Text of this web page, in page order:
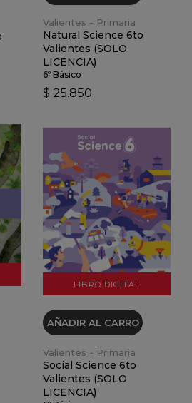
Valientes - Primaria
Natural Science 6to
Valientes (SOLO
LICENCIA)
6º Básico
$ 25.850
LIBRO DIGITAL
VER DETALLES
AÑADIR AL CARRO
Valientes - Primaria
Social Science 6to
Valientes (SOLO
LICENCIA)